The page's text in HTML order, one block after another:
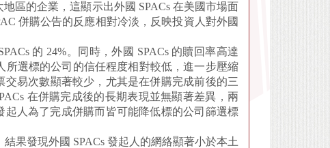
區的企業，這顯示出外國 SPACs 在美國市場面
併購公告的反應相對冷淡，反映投資人對外國
的 24%。同時，外國 SPACs 的贖回率高達
所選標的公司的信任程度相對較低，進一步壓縮
交易次數顯著較少，尤其是在併購完成前後的三
在併購完成後的長期表現並無顯著差異，兩
起人為了完成併購而皆可能降低標的公司篩選標
果發現外國 SPACs 發起人的網絡顯著小於本土